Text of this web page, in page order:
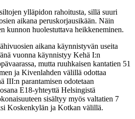
ylläpidon rahoitusta, sillä suuri
aikana peruskorjausikään. Näin
kunnon huolestuttava heikkeneminen.
aikana käynnistyvän useita
vuonna käynnistyy Kehä I:n
mutta ruuhkaisen kantatien 51
ja Kivenlahden välillä odottaa
III:n parantamisen odotetaan
E18-yhteyttä Helsingistä
sisältyy myös valtatien 7
Koskenkylän ja Kotkan välillä.